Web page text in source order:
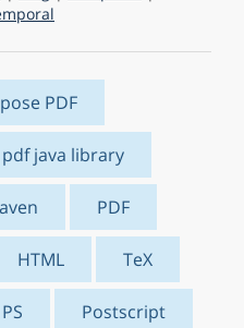
PDF
pdf java library
PDF
HTML TeX
PS Postscript